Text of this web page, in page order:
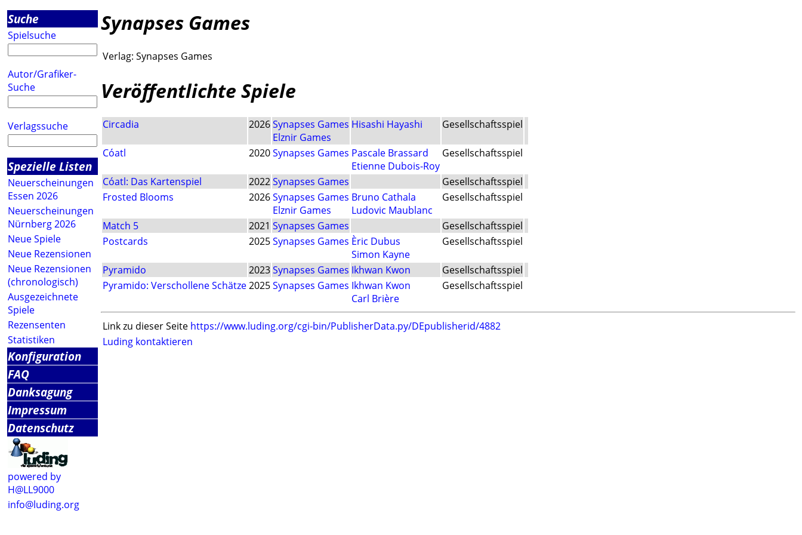
Suche
Spielsuche
Autor/Grafiker-
Suche
Verlagssuche
Spezielle Listen
Neuerscheinungen
Essen 2026
Neuerscheinungen
Nürnberg 2026
Neue Spiele
Neue Rezensionen
Neue Rezensionen
(chronologisch)
Ausgezeichnete
Spiele
Rezensenten
Statistiken
Konfiguration
FAQ
Danksagung
Impressum
Datenschutz
powered by
H@LL9000
info@luding.org
Synapses Games
Verlag: Synapses Games
Veröffentlichte Spiele
Circadia 2026Synapses Games
Elznir Games
Hisashi Hayashi Gesellschaftsspiel
Cóatl 2020Synapses Games Pascale Brassard
Etienne Dubois-Roy
Gesellschaftsspiel
Cóatl: Das Kartenspiel 2022Synapses Games
Gesellschaftsspiel
Frosted Blooms
2026Synapses Games
Elznir Games
Bruno Cathala
Ludovic Maublanc
Gesellschaftsspiel
Match 5 2021 Synapses Games
Gesellschaftsspiel
Postcards
2025Synapses Games Èric Dubus
Simon Kayne
Gesellschaftsspiel
Pyramido 2023Synapses Games Ikhwan Kwon
Gesellschaftsspiel
Pyramido: Verschollene Schätze2025Synapses Games Ikhwan Kwon
Carl Brière
Gesellschaftsspiel
Link zu dieser Seite https://www.luding.org/cgi-bin/PublisherData.py/DEpublisherid/4882
Luding kontaktieren